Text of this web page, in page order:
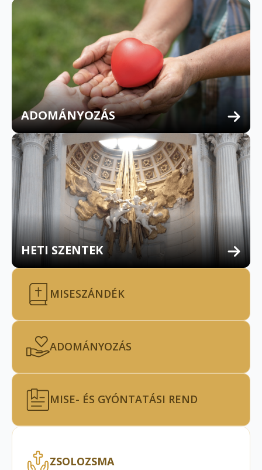
ADOMÁNYOZÁS
HETI SZENTEK
MISESZÁNDÉK
ADOMÁNYOZÁS
MISE- ÉS GYÓNTATÁSI REND
ZSOLOZSMA